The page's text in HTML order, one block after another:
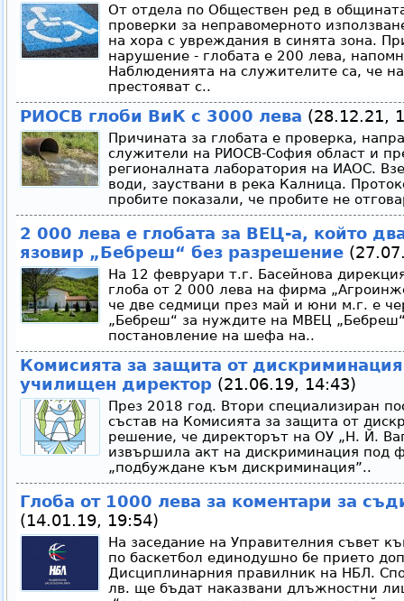
От отдела по Обществен ред в
проверки за неправомерното
на хора с увреждания в синята зона.
нарушение - глобата е 200 лева,
Наблюденията на служителите са, че
престояват с..
РИОСВ глоби ВиК с 3000 лева (28.12.21,
Причината за глобата е проверка,
служители на РИОСВ-София област и
регионалната лаборатория на ИАОС.
води, зауствани в река Калница.
пробите показали, че пробите не
2 000 лева е глобата за ВЕЦ-а, който
язовир „Бебреш“ без разрешение
На 12 февруари т.г. Басейнова
глоба от 2 000 лева на фирма
че две седмици през май и юни м.г. е
„Бебреш“ за нуждите на МВЕЦ
постановление на шефа на..
Комисията за защита от
училищен директор (21.06.19, 14:43)
През 2018 год. Втори специализиран
състав на Комисията за защита от
решение, че директорът на ОУ „Н. Й.
извършила акт на дискриминация под
„подбуждане към дискриминация”..
Глоба от 1000 лева за коментари за
(14.01.19, 19:54)
На заседание на Управителния съвет
по баскетбол единодушно бе прието
Дисциплинарния правилник на НБЛ.
лв. ще бъдат наказвани длъжностни